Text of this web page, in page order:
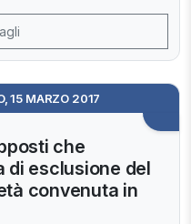
15 MARZO 2017
che
di esclusione del
convenuta in